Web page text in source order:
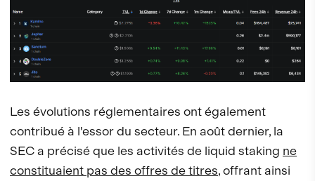
Les évolutions réglementaires ont également
contribué à l'essor du secteur. En août dernier, la
SEC a précisé que les activités de liquid staking ne
constituaient pas des offres de titres, offrant ainsi